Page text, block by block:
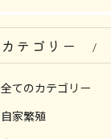
カテゴリー
全てのカテゴリー
自家繁殖